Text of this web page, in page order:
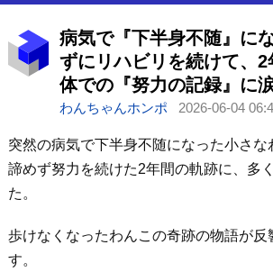
病気で『下半身不随』に
ずにリハビリを続けて、
体での『努力の記録』に
立った」「本当にスゴイ
わんちゃんホンポ 2026-06-04
突然の病気で下半身不随になった小さな
諦めず努力を続けた2年間の軌跡に、多
た。
歩けなくなったわんこの奇跡の物語が反
す。